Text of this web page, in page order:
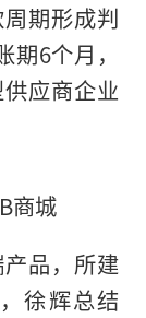
期形成判
6个月，
应商企业
商城
品，所建
徐辉总结